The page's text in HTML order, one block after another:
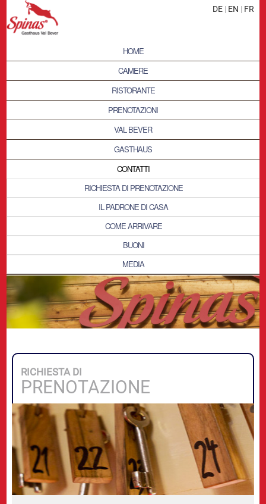
DE | EN | FR
HOME
CAMERE
RISTORANTE
PRENOTAZIONI
VAL BEVER
GASTHAUS
CONTATTI
RICHIESTA DI PRENOTAZIONE
IL PADRONE DI CASA
COME ARRIVARE
BUONI
MEDIA
RICHIESTA DI
PRENOTAZIONE